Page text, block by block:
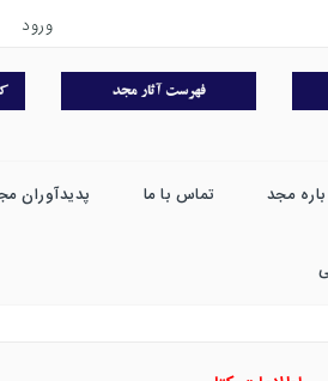
ورود
مجد تماس با ما پدیدآوران